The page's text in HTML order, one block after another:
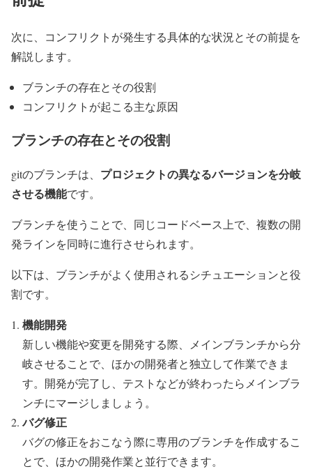
次に、コンフリクトが発生する具体的な状況とその前提を
解説します。
ブランチの存在とその役割
コンフリクトが起こる主な原因
ブランチの存在とその役割
gitのブランチは、 プロジェクトの異なるバージョンを分岐
させる機能です。
ブランチを使うことで、同じコードベース上で、複数の開
発ラインを同時に進行させられます。
以下は、ブランチがよく使用されるシチュエーションと役
割です。
機能開発
新しい機能や変更を開発する際、メインブランチから分
岐させることで、ほかの開発者と独立して作業できま
す。開発が完了し、テストなどが終わったらメインブラ
ンチにマージしましょう。
バグ修正
バグの修正をおこなう際に専用のブランチを作成するこ
とで、ほかの開発作業と並行できます。